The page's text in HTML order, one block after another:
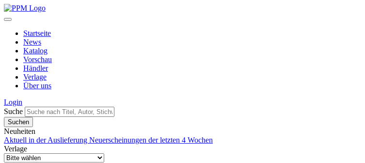
Startseite
News
Katalog
Vorschau
Händler
Verlage
Über uns
Login
Suche
Neuheiten
Aktuell in der Auslieferung Neuerscheinungen der letzten 4 Wochen
Verlage